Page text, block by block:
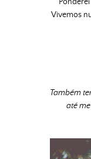
Vivemos
Também
até